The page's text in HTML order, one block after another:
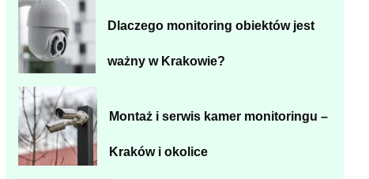
Dlaczego monitoring obiektów jest
ważny w Krakowie?
Montaż i serwis kamer monitoringu –
Kraków i okolice